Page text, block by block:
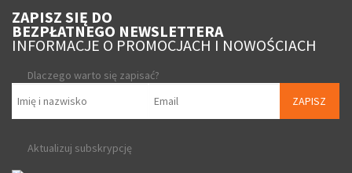
ZAPISZ SIĘ DO
BEZPŁATNEGO NEWSLETTERA
INFORMACJE O PROMOCJACH I NOWOŚCIACH
Dlaczego warto się zapisać?
ZAPISZ
Aktualizuj subskrypcję